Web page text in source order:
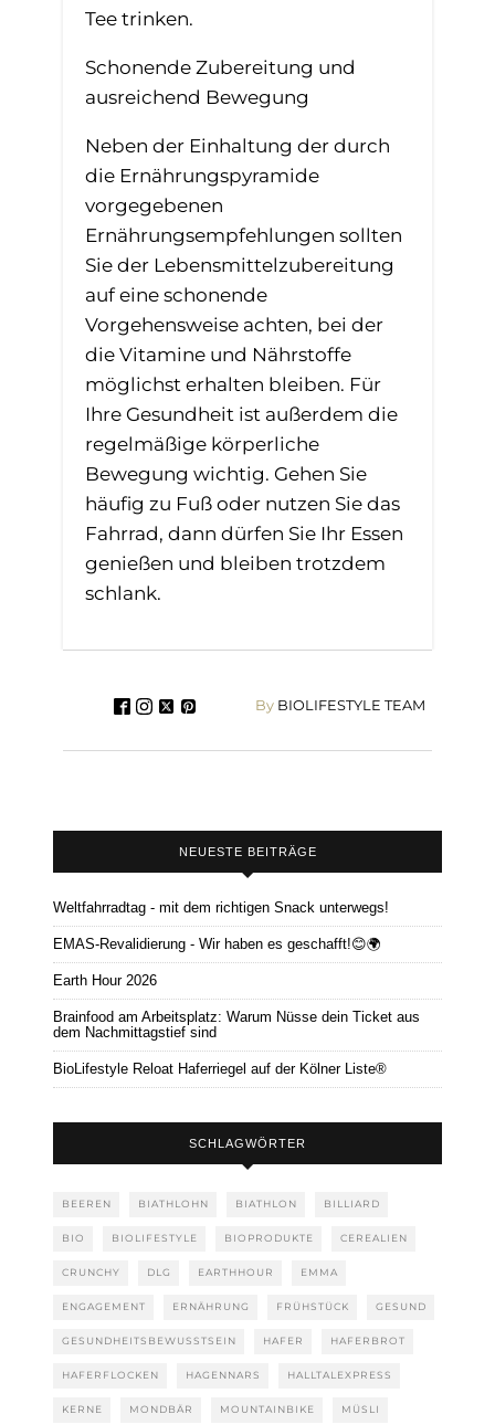
Tee trinken.
Schonende Zubereitung und
ausreichend Bewegung
Neben der Einhaltung der durch
die Ernährungspyramide
vorgegebenen
Ernährungsempfehlungen sollten
Sie der Lebensmittelzubereitung
auf eine schonende
Vorgehensweise achten, bei der
die Vitamine und Nährstoffe
möglichst erhalten bleiben. Für
Ihre Gesundheit ist außerdem die
regelmäßige körperliche
Bewegung wichtig. Gehen Sie
häufig zu Fuß oder nutzen Sie das
Fahrrad, dann dürfen Sie Ihr Essen
genießen und bleiben trotzdem
schlank.
ByBIOLIFESTYLE TEAM
NEUESTE BEITRÄGE
Weltfahrradtag - mit dem richtigen Snack unterwegs!
EMAS-Revalidierung - Wir haben es geschafft!😊🌍
Earth Hour 2026
Brainfood am Arbeitsplatz: Warum Nüsse dein Ticket aus
dem Nachmittagstief sind
BioLifestyle Reloat Haferriegel auf der Kölner Liste®
SCHLAGWÖRTER
BEEREN BIATHLOHN BIATHLON BILLIARD
BIO BIOLIFESTYLE BIOPRODUKTE CEREALIEN
CRUNCHY DLG EARTHHOUR EMMA
ENGAGEMENT ERNÄHRUNG FRÜHSTÜCK GESUND
GESUNDHEITSBEWUSSTSEIN HAFER HAFERBROT
HAFERFLOCKEN HAGENNARS HALLTALEXPRESS
KERNE MONDBÄR MOUNTAINBIKE MÜSLI